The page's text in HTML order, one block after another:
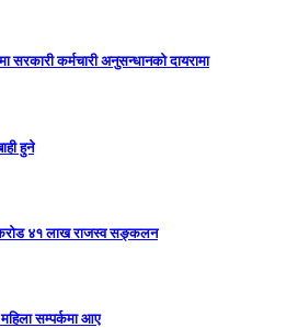
सरकारी कर्मचारी अनुसन्धानको दायरामा
हुने
करोड ४१ लाख राजस्व सङ्कलन
सम्पर्कमा आए